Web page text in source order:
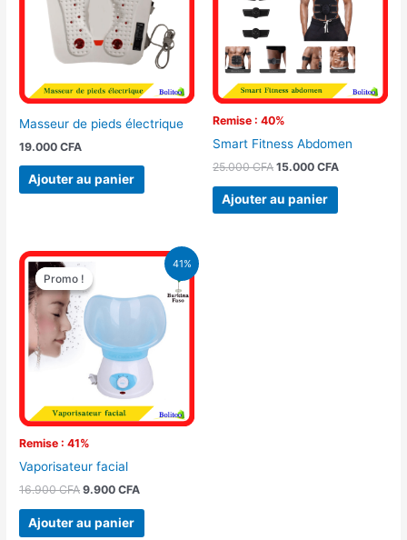
Masseur de pieds électrique
19.000CFA
Ajouter au panier
Remise : 40%
Smart Fitness Abdomen
25.000CFA 15.000 CFA
Ajouter au panier
41%
Promo !
Remise : 41%
Promo !
Vaporisateur facial
16.900CFA
Le
prix
initial
était :
16.900 CFA.
9.900CFA
Le
est :
9.900 CFA.
Ajouter au panier